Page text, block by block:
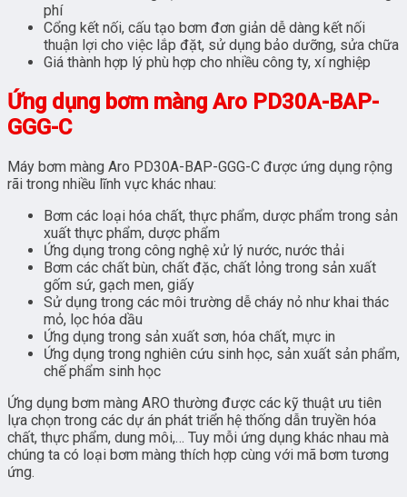
phí
Cổng kết nối, cấu tạo bơm đơn giản dễ dàng kết nối
thuận lợi cho việc lắp đặt, sử dụng bảo dưỡng, sửa chữa
Giá thành hợp lý phù hợp cho nhiều công ty, xí nghiệp
Ứng dụng bơm màng Aro PD30A-BAP-
GGG-C
Máy bơm màng Aro PD30A-BAP-GGG-C được ứng dụng rộng
rãi trong nhiều lĩnh vực khác nhau:
Bơm các loại hóa chất, thực phẩm, dược phẩm trong sản
xuất thực phẩm, dược phẩm
Ứng dụng trong công nghệ xử lý nước, nước thải
Bơm các chất bùn, chất đặc, chất lỏng trong sản xuất
gốm sứ, gạch men, giấy
Sử dụng trong các môi trường dễ cháy nỏ như khai thác
mỏ, lọc hóa dầu
Ứng dụng trong sản xuất sơn, hóa chất, mực in
Ứng dụng trong nghiên cứu sinh học, sản xuất sản phẩm,
chế phẩm sinh học
Ứng dụng bơm màng ARO thường được các kỹ thuật ưu tiên
lựa chọn trong các dự án phát triển hệ thống dẫn truyền hóa
chất, thực phẩm, dung môi,… Tuy mỗi ứng dụng khác nhau mà
chúng ta có loại bơm màng thích hợp cùng với mã bơm tương
ứng.